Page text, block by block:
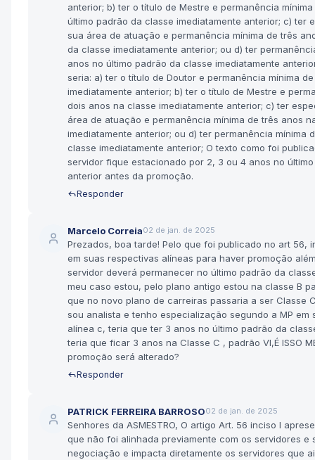
anterior; b) ter o título de Mestre e permanência
último padrão da classe imediatamente anterior; c) ter
sua área de atuação e permanência mínima de três
da classe imediatamente anterior; ou d) ter
anos no último padrão da classe imediatamente
seria: a) ter o título de Doutor e permanência mínima
imediatamente anterior; b) ter o título de Mestre e
dois anos na classe imediatamente anterior; c) ter
área de atuação e permanência mínima de três anos
imediatamente anterior; ou d) ter permanência mínima
classe imediatamente anterior; O texto como foi
servidor fique estacionado por 2, 3 ou 4 anos no
anterior antes da promoção.
Responder
Marcelo Correia02 de jan. de 2025
Prezados, boa tarde! Pelo que foi publicado no art 56,
em suas respectivas alíneas para haver promoção
servidor deverá permanecer no último padrão da
meu caso estou, pelo plano antigo estou na classe B
que no novo plano de carreiras passaria a ser Classe
sou analista e tenho especialização segundo a MP em
alínea c, teria que ter 3 anos no último padrão da
teria que ficar 3 anos na Classe C , padrão VI,É ISSO
promoção será alterado?
Responder
PATRICK FERREIRA BARROSO02 de jan. de 2025
Senhores da ASMESTRO, O artigo Art. 56 inciso I
que não foi alinhada previamente com os servidores e
negociação e impacta diretamente os servidores que